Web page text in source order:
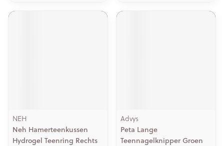
NEH
Neh Hamerteenkussen
Hydrogel Teenring Rechts
Advys
Peta Lange
Teennagelknipper Groen